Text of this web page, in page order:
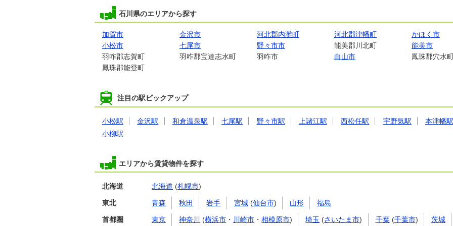
石川県のエリアから探す
加賀市 金沢市 河北郡内灘町 河北郡津幡町
かほく市
小松市
七尾市 野々市市 能美郡川北町
能美市
羽咋郡志賀町
羽咋郡宝達志水町 羽咋市 白山市
鳳珠郡穴水
鳳珠郡能登町
注目の駅ピックアップ
小松駅 金沢駅 和倉温泉駅 七尾駅 野々市駅 上諸江駅 西松任駅 宇野気駅
本津幡駅
小柳駅
エリアから賃貸物件を探す
北海道 北海道 (札幌市)
東北 青森 秋田 岩手 宮城(仙台市) 山形 福島
首都圏 東京 神奈川 (横浜市 ・ 川崎市 ・相模原市) 埼玉 (さいたま市) 千葉(千葉市) 茨城